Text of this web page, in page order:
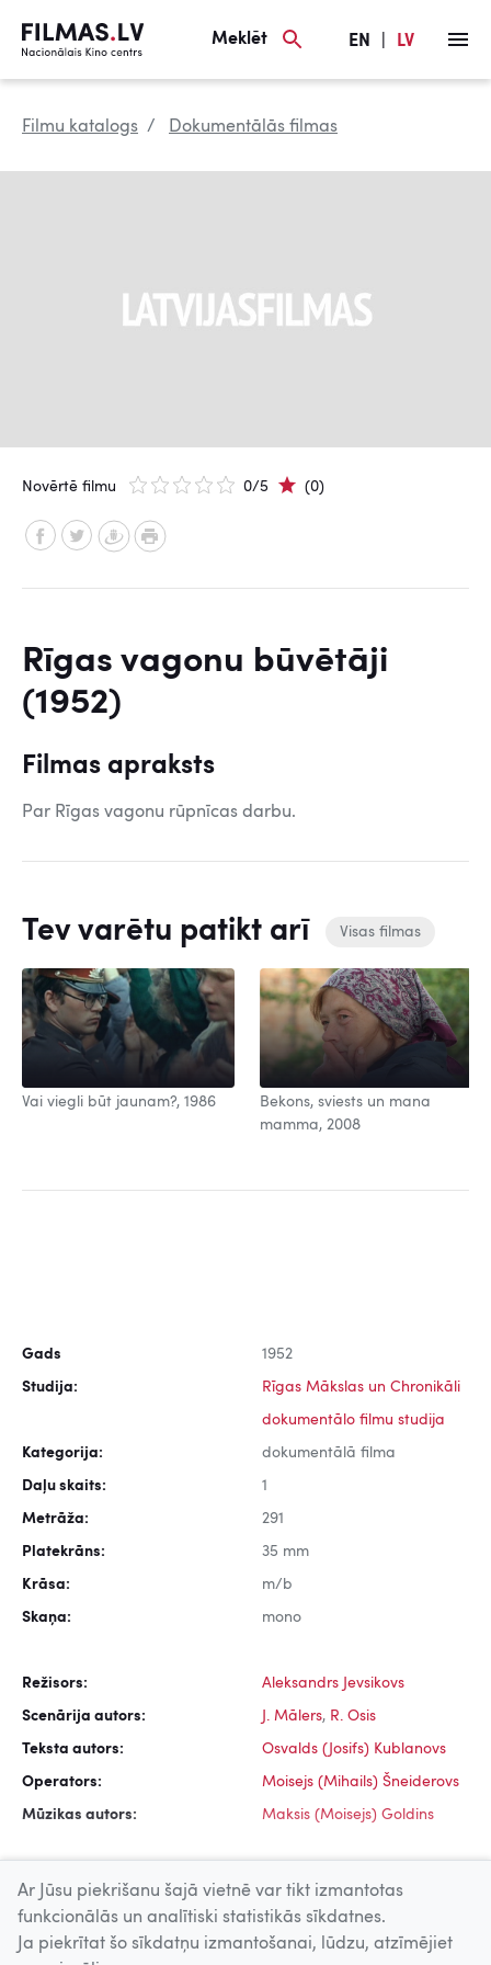
Meklēt EN LV
Filmu katalogs Dokumentālās filmas
Novērtē filmu 0/5 (0)
Rīgas vagonu būvētāji
(1952)
Filmas apraksts
Par Rīgas vagonu rūpnīcas darbu.
Tev varētu patikt arī Visas filmas
Vai viegli būt jaunam?, 1986
Bekons, sviests un mana
mamma, 2008
Gads 1952
Studija: Rīgas Mākslas un Chronikāli
dokumentālo filmu studija
Kategorija: dokumentālā filma
Daļu skaits: 1
Metrāža: 291
Platekrāns: 35 mm
Krāsa: m/b
Skaņa: mono
Režisors: Aleksandrs Jevsikovs
Scenārija autors: J. Mālers, R. Osis
Teksta autors: Osvalds (Josifs) Kublanovs
Operators: Moisejs (Mihails) Šneiderovs
Mūzikas autors: Maksis (Moisejs) Goldins
Uz augšu
Ar Jūsu piekrišanu šajā vietnē var tikt izmantotas
funkcionālās un analītiski statistikās sīkdatnes.
Ja piekrītat šo sīkdatņu izmantošanai, lūdzu, atzīmējiet